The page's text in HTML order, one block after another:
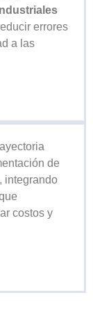
errores
a las
de
integrando
costos y